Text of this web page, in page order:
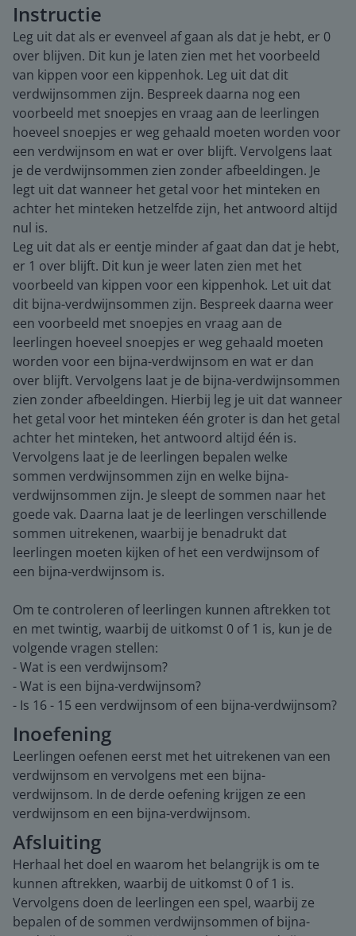
Instructie
Leg uit dat als er evenveel af gaan als dat je hebt, er 0
over blijven. Dit kun je laten zien met het voorbeeld
van kippen voor een kippenhok. Leg uit dat dit
verdwijnsommen zijn. Bespreek daarna nog een
voorbeeld met snoepjes en vraag aan de leerlingen
hoeveel snoepjes er weg gehaald moeten worden voor
een verdwijnsom en wat er over blijft. Vervolgens laat
je de verdwijnsommen zien zonder afbeeldingen. Je
legt uit dat wanneer het getal voor het minteken en
achter het minteken hetzelfde zijn, het antwoord altijd
nul is.
Leg uit dat als er eentje minder af gaat dan dat je hebt,
er 1 over blijft. Dit kun je weer laten zien met het
voorbeeld van kippen voor een kippenhok. Let uit dat
dit bijna-verdwijnsommen zijn. Bespreek daarna weer
een voorbeeld met snoepjes en vraag aan de
leerlingen hoeveel snoepjes er weg gehaald moeten
worden voor een bijna-verdwijnsom en wat er dan
over blijft. Vervolgens laat je de bijna-verdwijnsommen
zien zonder afbeeldingen. Hierbij leg je uit dat wanneer
het getal voor het minteken één groter is dan het getal
achter het minteken, het antwoord altijd één is.
Vervolgens laat je de leerlingen bepalen welke
sommen verdwijnsommen zijn en welke bijna-
verdwijnsommen zijn. Je sleept de sommen naar het
goede vak. Daarna laat je de leerlingen verschillende
sommen uitrekenen, waarbij je benadrukt dat
leerlingen moeten kijken of het een verdwijnsom of
een bijna-verdwijnsom is.
Om te controleren of leerlingen kunnen aftrekken tot
en met twintig, waarbij de uitkomst 0 of 1 is, kun je de
volgende vragen stellen:
- Wat is een verdwijnsom?
- Wat is een bijna-verdwijnsom?
- Is 16 - 15 een verdwijnsom of een bijna-verdwijnsom?
Inoefening
Leerlingen oefenen eerst met het uitrekenen van een
verdwijnsom en vervolgens met een bijna-
verdwijnsom. In de derde oefening krijgen ze een
verdwijnsom en een bijna-verdwijnsom.
Afsluiting
Herhaal het doel en waarom het belangrijk is om te
kunnen aftrekken, waarbij de uitkomst 0 of 1 is.
Vervolgens doen de leerlingen een spel, waarbij ze
bepalen of de sommen verdwijnsommen of bijna-